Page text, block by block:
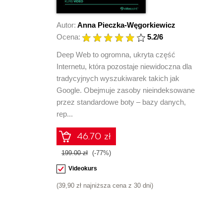
Autor: Anna Pieczka-Węgorkiewicz
Ocena:
5.2/6
Deep Web to ogromna, ukryta część
Internetu, która pozostaje niewidoczna dla
tradycyjnych wyszukiwarek takich jak
Google. Obejmuje zasoby nieindeksowane
przez standardowe boty – bazy danych,
rep...
46.70 zł
199.00 zł (-77%)
Videokurs
(39,90 zł najniższa cena z 30 dni)